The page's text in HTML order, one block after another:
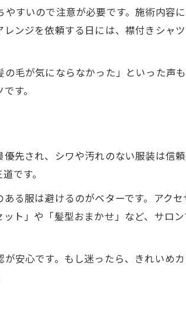
イル
提案
び
すいので注意が必要です。施術内容
ンジを依頼する日には、襟付きシャ
毛が気にならなかった」といった声
す。
先され、シワや汚れのない服装は信
です。
る服は避けるのがベターです。アク
ト」や「髪型おまかせ」など、サロン
安心です。もし迷ったら、きれいめ